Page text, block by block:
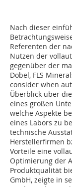
Nach dieser
Referenten der
Nutzen der
gegenüber der
Dobel, FLS
consider when
Überblick über
eines großen
welche Aspekte
eines Labors zu
technische
Herstellerfirmen
Vorteile eine
Optimierung der
Produktqualität
GmbH, zeigte in